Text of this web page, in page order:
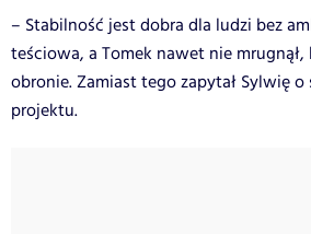
– Stabilność jest dobra dla ludzi bez
teściowa, a Tomek nawet nie
obronie. Zamiast tego zapytał Sylwię
projektu.